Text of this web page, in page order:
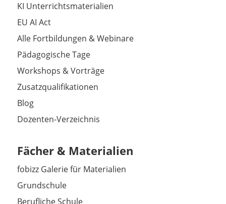
KI Unterrichtsmaterialien
EU AI Act
Alle Fortbildungen & Webinare
Pädagogische Tage
Workshops & Vorträge
Zusatzqualifikationen
Blog
Dozenten-Verzeichnis
Fächer & Materialien
fobizz Galerie für Materialien
Grundschule
Berufliche Schule